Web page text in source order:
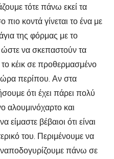
τότε πάνω εκεί τα
πιο κοντά γίνεται το ένα με
της φόρμας με το
ώστε να σκεπαστούν τα
κέικ σε προθερμασμένο
περίπου. Αν στα
ότι έχει πάρει πολύ
αλουμινόχαρτο και
βέβαιοι ότι είναι
του. Περιμένουμε να
πάνω σε